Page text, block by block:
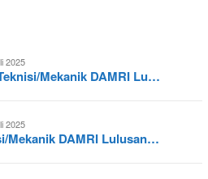
2025
Mekanik DAMRI Lu…
2025
Mekanik DAMRI Lulusan…